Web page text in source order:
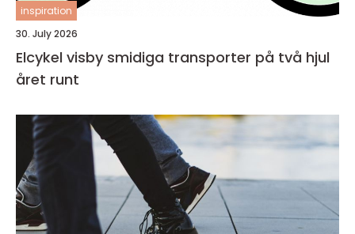
inspiration
30. July 2026
Elcykel visby smidiga transporter på två hjul
året runt